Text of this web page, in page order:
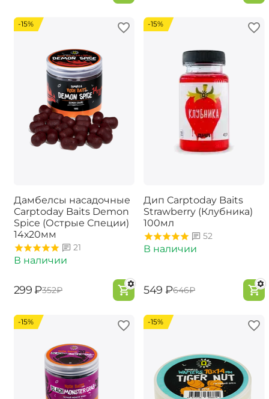
-15%
Дамбелсы насадочные
Carptoday Baits Demon
Spice (Острые Специи)
14х20мм
21
В наличии
‍299‍ ₽‍352‍₽
-15%
Дип Carptoday Baits
Strawberry (Клубника)
100мл
52
В наличии
‍549‍ ₽‍646‍₽
-15% -15%